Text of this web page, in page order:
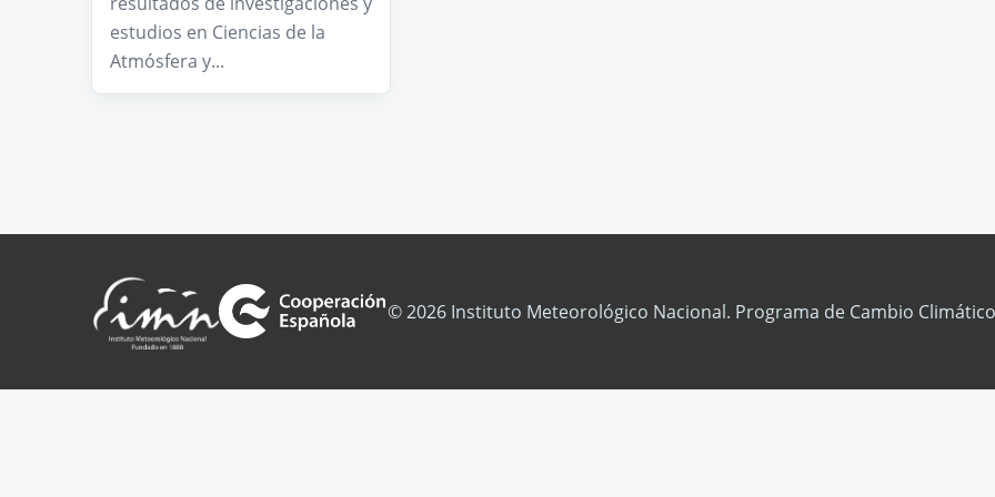
estudios en Ciencias de la
Atmósfera y...
© 2026 Instituto Meteorológico Nacional. Programa de Cambio